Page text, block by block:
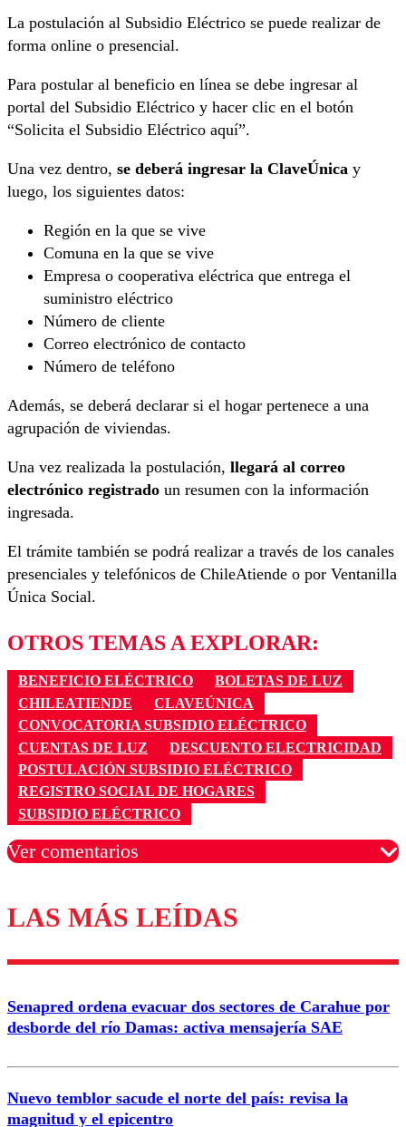
La postulación al Subsidio Eléctrico se puede realizar de
forma online o presencial.
Para postular al beneficio en línea se debe ingresar al
portal del Subsidio Eléctrico y hacer clic en el botón
“Solicita el Subsidio Eléctrico aquí”.
Una vez dentro, se deberá ingresar la ClaveÚnica y
luego, los siguientes datos:
Región en la que se vive
Comuna en la que se vive
Empresa o cooperativa eléctrica que entrega el
suministro eléctrico
Número de cliente
Correo electrónico de contacto
Número de teléfono
Además, se deberá declarar si el hogar pertenece a una
agrupación de viviendas.
Una vez realizada la postulación, llegará al correo
electrónico registrado un resumen con la información
ingresada.
El trámite también se podrá realizar a través de los canales
presenciales y telefónicos de ChileAtiende o por Ventanilla
Única Social.
OTROS TEMAS A EXPLORAR:
BENEFICIO ELÉCTRICO
BOLETAS DE LUZ
CHILEATIENDE
CLAVEÚNICA
CONVOCATORIA SUBSIDIO ELÉCTRICO
CUENTAS DE LUZ
DESCUENTO ELECTRICIDAD
POSTULACIÓN SUBSIDIO ELÉCTRICO
REGISTRO SOCIAL DE HOGARES
SUBSIDIO ELÉCTRICO
Ver comentarios
Los comentarios son moderados para garantizar un
diálogo respetuoso.
Correo
LAS MÁS LEÍDAS
Senapred ordena evacuar dos sectores de Carahue por
desborde del río Damas: activa mensajería SAE
Nuevo temblor sacude el norte del país: revisa la
magnitud y el epicentro